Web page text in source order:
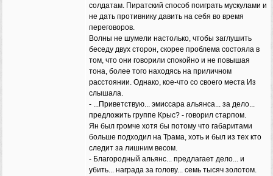
солдатам. Пиратский способ поиграть мускулами и
не дать противнику давить на себя во время
переговоров.
Волны не шумели настолько, чтобы заглушить
беседу двух сторон, скорее проблема состояла в
том, что они говорили спокойно и не повышая
тона, более того находясь на приличном
расстоянии. Однако, кое-что со своего места Из
слышала.
- ...Приветствую... эмиссара альянса... за дело...
предложить группе Крыс? - говорил старпом.
Ян был громче хотя бы потому что габаритами
больше подходил на Трама, хоть и был из тех кто
следит за лишним весом.
- Благородный альянс... предлагает дело... и
убить... награда за голову... семь тысяч золотом.